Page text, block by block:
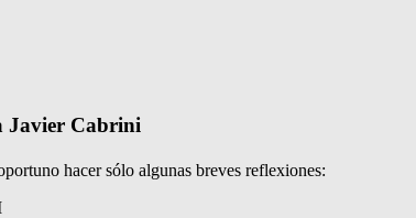
Javier Cabrini
hacer sólo algunas breves reflexiones: